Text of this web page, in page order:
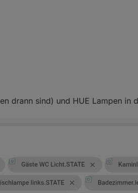
drann sind) und HUE Lampen in